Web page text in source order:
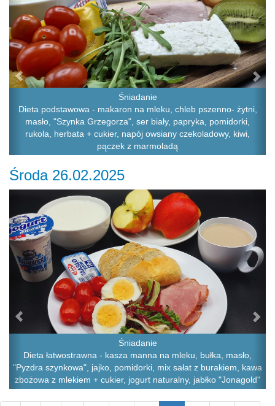
Śniadanie
Dieta podstawowa - makaron na mleku, chleb pszenno- żytni,
masło, "Szynka Grzegorza", ser biały, papryka, pomidorki,
rukola, herbata + cukier, napój owsiany czekoladowy, kiwi,
pączek z marmoladą
Środa 26.02.2025
Śniadanie
Dieta łatwostrawna - kasza manna na mleku, bułka, masło,
"Pyzdra szynkowa", jajko, pomidorki, mix sałat z burakiem, kawa
zbożowa z mlekiem + cukier, jogurt naturalny, jabłko "Jonagold"
Previous